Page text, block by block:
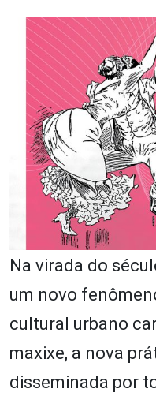
Na virada do
um novo
cultural urbano
maxixe, a nova
disseminada por